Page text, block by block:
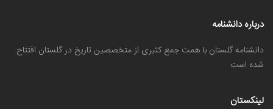
درباره دانشنامه
دانشنامه گلستان با همت جمع کثیری از متخصصین تاریخ در گلستان افتتاح
شده است
لینکستان